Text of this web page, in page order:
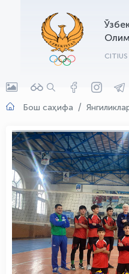
CITIUS
Бош саҳифа
OLYMPCHIK AI -
Онлайн · olympic.uz